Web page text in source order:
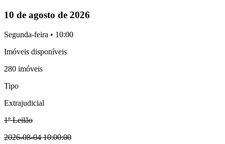
10 de agosto de 2026
Segunda-feira • 10:00
Imóveis disponíveis
280 imóveis
Tipo
Extrajudicial
1º Leilão
2026-08-04 10:00:00